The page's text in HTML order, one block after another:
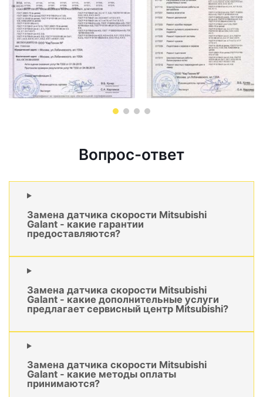
Вопрос-ответ
Замена датчика скорости Mitsubishi
Galant - какие гарантии
предоставляются?
Замена датчика скорости Mitsubishi
Galant - какие дополнительные услуги
предлагает сервисный центр Mitsubishi?
Замена датчика скорости Mitsubishi
Galant - какие методы оплаты
принимаются?